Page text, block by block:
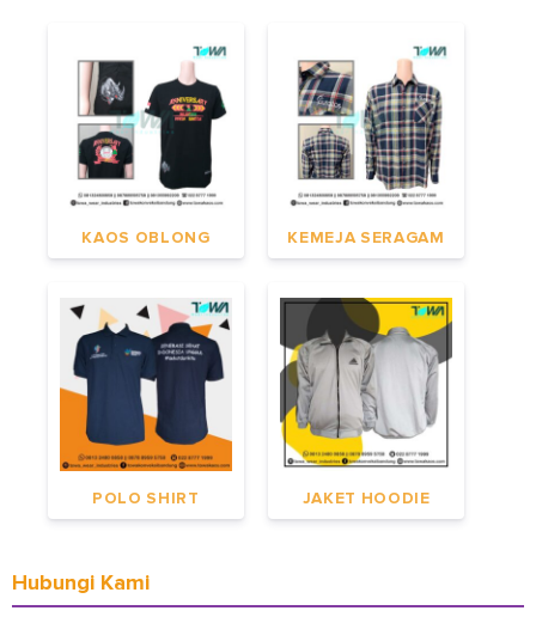
KAOS OBLONG KEMEJA SERAGAM
POLO SHIRT JAKET HOODIE
Hubungi Kami